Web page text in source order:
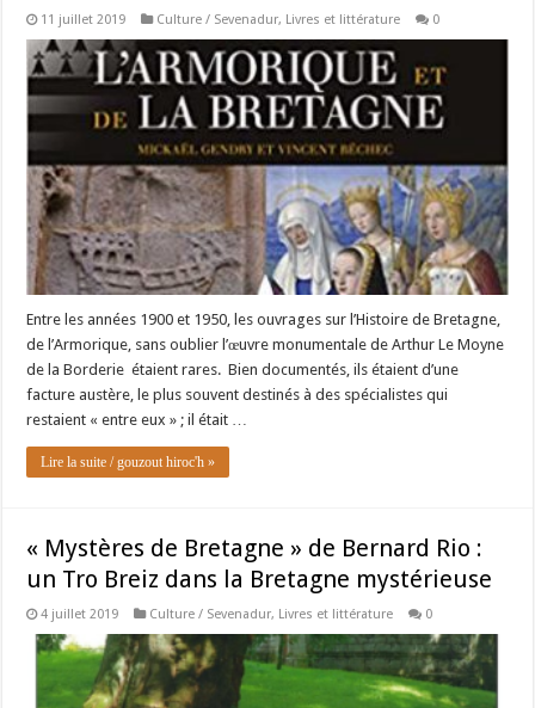
11 juillet 2019 Culture / Sevenadur, Livres et littérature 0
Entre les années 1900 et 1950, les ouvrages sur l’Histoire de Bretagne,
de l’Armorique, sans oublier l’œuvre monumentale de Arthur Le Moyne
de la Borderie étaient rares. Bien documentés, ils étaient d’une
facture austère, le plus souvent destinés à des spécialistes qui
restaient « entre eux » ; il était …
Lire la suite / gouzout hiroc'h »
« Mystères de Bretagne » de Bernard Rio :
un Tro Breiz dans la Bretagne mystérieuse
4 juillet 2019 Culture / Sevenadur, Livres et littérature 0